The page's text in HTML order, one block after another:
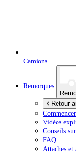
Camions
Remorques
Retour
Vidéos
Conseils
FAQ
Attaches et